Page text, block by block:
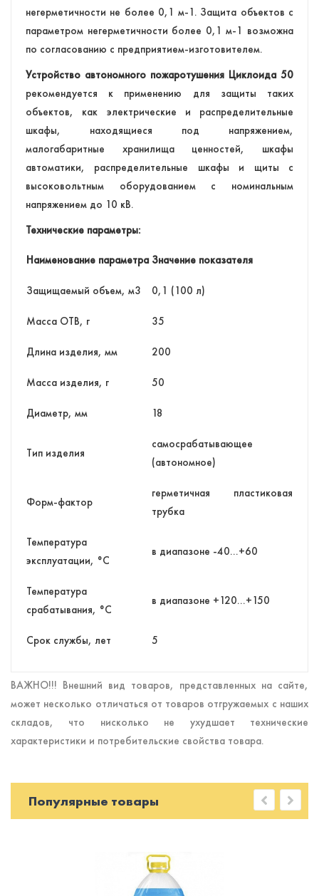
негерметичности не более 0,1 м-1. Защита объектов с
параметром негерметичности более 0,1 м-1 возможна
по согласованию с предприятием-изготовителем.
Устройство автономного пожаротушения Циклоида 50
рекомендуется к применению для защиты таких
объектов, как электрические и распределительные
шкафы, находящиеся под напряжением,
малогабаритные хранилища ценностей, шкафы
автоматики, распределительные шкафы и щиты с
высоковольтным оборудованием с номинальным
напряжением до 10 кВ.
Технические параметры:
Наименование параметра Значение показателя
Защищаемый объем, м3 0,1 (100 л)
Масса ОТВ, г 35
Длина изделия, мм 200
Масса изделия, г 50
Диаметр, мм 18
Тип изделия
самосрабатывающее
(автономное)
Форм-фактор
герметичная пластиковая
трубка
Температура
эксплуатации, °С
в диапазоне -40…+60
Температура
срабатывания, °C
в диапазоне +120…+150
Срок службы, лет 5
ВАЖНО!!! Внешний вид товаров, представленных на сайте,
может несколько отличаться от товаров отгружаемых с наших
складов, что нисколько не ухудшает технические
характеристики и потребительские свойства товара.
Популярные товары